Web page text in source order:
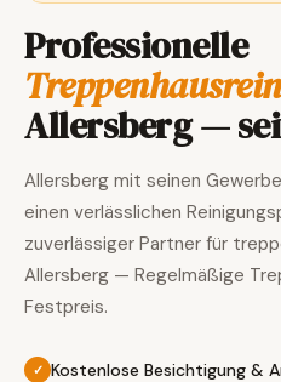
Professionelle
Allersberg —
Allersberg mit seinen
einen verlässlichen
zuverlässiger Partner für
Allersberg — Regelmäßige
Festpreis.
Kostenlose Besichtigung &